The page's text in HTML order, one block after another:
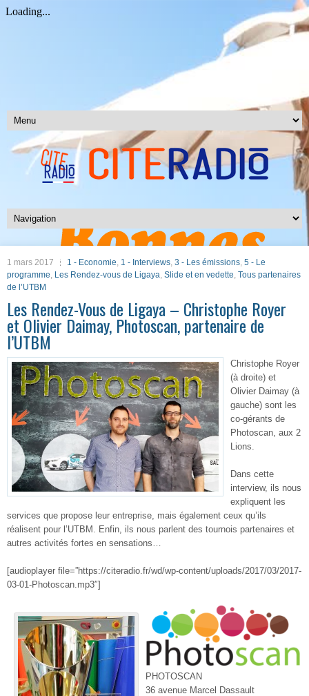
1 mars 2017 1 - Economie, 1 - Interviews, 3 - Les émissions, 5 - Le
programme, Les Rendez-vous de Ligaya, Slide et en vedette, Tous partenaires
de l’UTBM
Les Rendez-Vous de Ligaya – Christophe Royer
et Olivier Daimay, Photoscan, partenaire de
l’UTBM
Christophe Royer
(à droite) et
Olivier Daimay (à
gauche) sont les
co-gérants de
Photoscan, aux 2
Lions.
Dans cette
interview, ils nous
expliquent les
services que propose leur entreprise, mais également ceux qu’ils
réalisent pour l’UTBM. Enfin, ils nous parlent des tournois partenaires et
autres activités fortes en sensations…
[audioplayer file=”https://citeradio.fr/wd/wp-content/uploads/2017/03/2017-
03-01-Photoscan.mp3″]
PHOTOSCAN
36 avenue Marcel Dassault